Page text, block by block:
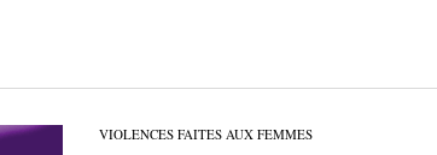
VIOLENCES FAITES AUX FEMMES